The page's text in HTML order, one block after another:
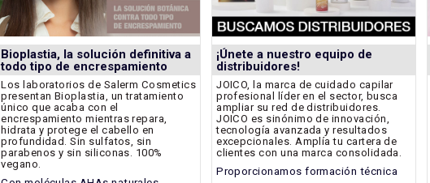
Bioplastia, la solución definitiva a
todo tipo de encrespamiento
Los laboratorios de Salerm Cosmetics
presentan Bioplastia, un tratamiento
único que acaba con el
encrespamiento mientras repara,
hidrata y protege el cabello en
profundidad. Sin sulfatos, sin
parabenos y sin siliconas. 100%
vegano.
¡Únete a nuestro equipo de
distribuidores!
JOICO, la marca de cuidado capilar
profesional líder en el sector, busca
ampliar su red de distribuidores.
JOICO es sinónimo de innovación,
tecnología avanzada y resultados
excepcionales. Amplía tu cartera de
clientes con una marca consolidada.
Proporcionamos formación técnica